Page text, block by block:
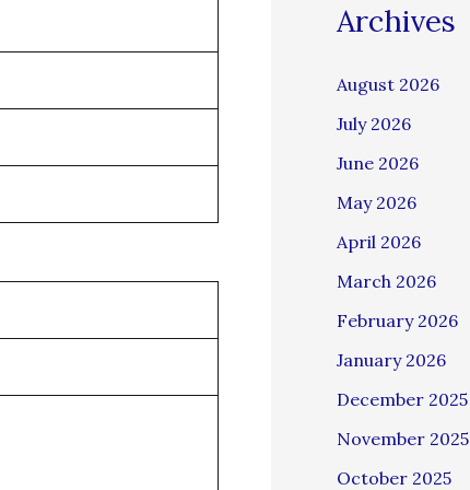
Archives
August 2026
July 2026
June 2026
May 2026
April 2026
March 2026
February 2026
January 2026
December 2025
November 2025
October 2025